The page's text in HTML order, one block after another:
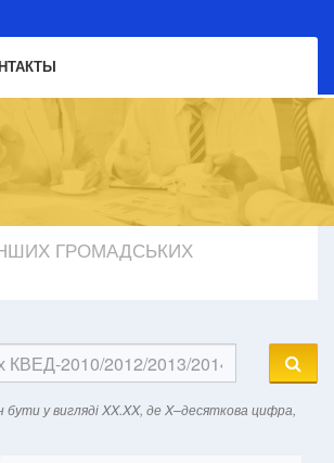
ГРОМАДСЬКИХ
у вигляді XX.XX, де X–десяткова цифра,